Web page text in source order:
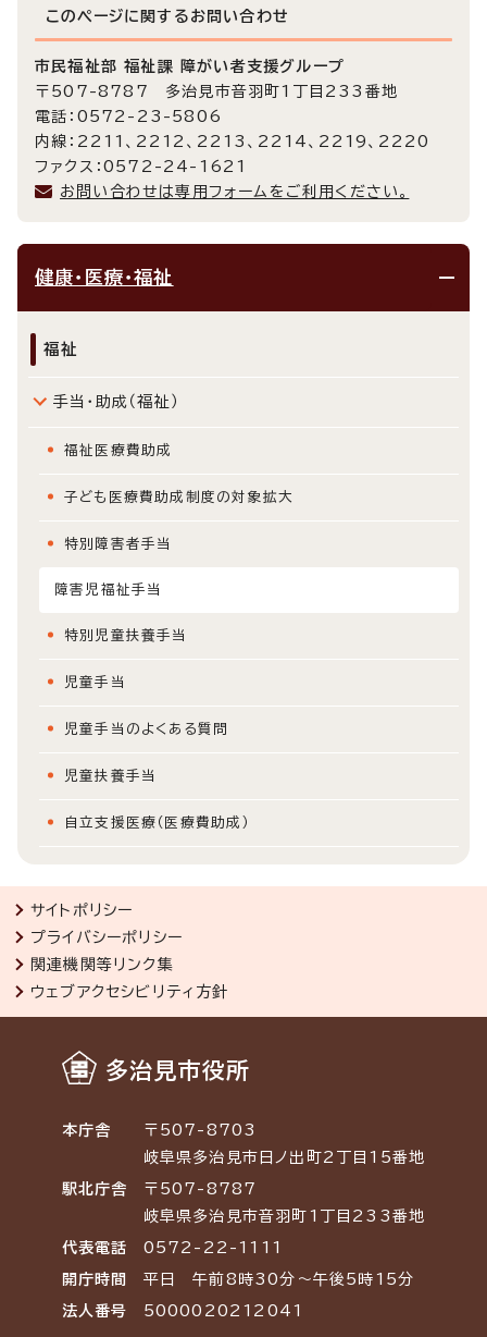
このページに関する お問い合わせ
市民福祉部 福祉課 障がい者支援グループ
〒507-8787 多治見市音羽町1丁目233番地
電話：0572-23-5806
内線：2211、2212、2213、2214、2219、2220
ファクス：0572-24-1621
お問い合わせは専用フォームをご利用ください。
健康・医療・福祉
福祉
手当・助成（福祉）
福祉医療費助成
子ども医療費助成制度の対象拡大
特別障害者手当
障害児福祉手当
特別児童扶養手当
児童手当
児童手当のよくある質問
児童扶養手当
自立支援医療（医療費助成）
サイトポリシー
プライバシーポリシー
関連機関等リンク集
ウェブアクセシビリティ方針
多治見市役所
本庁舎
〒507-8703
岐阜県多治見市日ノ出町2丁目15番地
駅北庁舎
〒507-8787
岐阜県多治見市音羽町1丁目233番地
代表電話 0572-22-1111
開庁時間 平日 午前8時30分～午後5時15分
法人番号 5000020212041